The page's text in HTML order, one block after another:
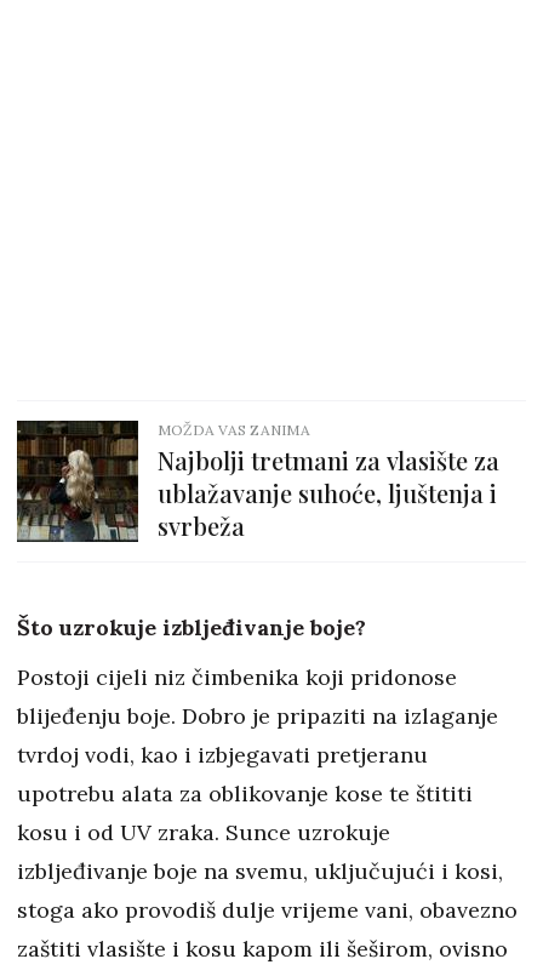
MOŽDA VAS ZANIMA
Najbolji tretmani za vlasište za
ublažavanje suhoće, ljuštenja i
svrbeža
Što uzrokuje izbljeđivanje boje?
Postoji cijeli niz čimbenika koji pridonose
blijeđenju boje. Dobro je pripaziti na izlaganje
tvrdoj vodi, kao i izbjegavati pretjeranu
upotrebu alata za oblikovanje kose te štititi
kosu i od UV zraka. Sunce uzrokuje
izbljeđivanje boje na svemu, uključujući i kosi,
stoga ako provodiš dulje vrijeme vani, obavezno
zaštiti vlasište i kosu kapom ili šeširom, ovisno